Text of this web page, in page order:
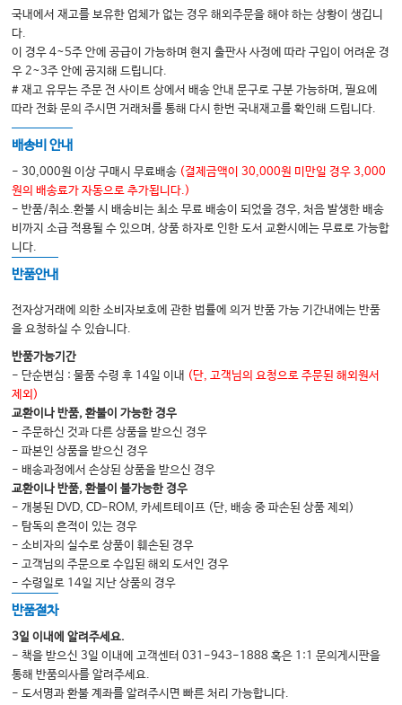
2. 정맥영양 전달방법 121
06 영양지원 모니터링 및 합병증 123
1. 모니터링 125
2. 합병증 129
3. 혈당조절 146
1. 특수영양(special nutrients) 155
08 질환별 영양치료 163
1. 패혈증 165
2. 수술 169
4. 호흡기질환 178
5. 단장증후군 193
6. 간질환 222
7. 췌장염 225
8. 저체온 치료 환자의 영양 231
9. 지속적 신대체요법(CRRT) 적용 환자의 영양지원 239
10. 체외막형산소기(ECMO) 적용 환자의 영양지원 241
11. 말기환자에서의 영양지원 243
09 신생아중환자 영양치료 269
1. 신생아의 영양평가와 영양요구량 271
2. 정맥영양(Parenteral Nutrition) 281
3. 경장영양(Enteral Nutrition) 299
4. 기타 영양학적 고려 사항 325
10 소아중환자 영양치료 333
국내에서 재고를 보유한 업체가 없는 경우 해외주문을 해야 하는 상황이 생깁니
다.
이 경우 4~5주 안에 공급이 가능하며 현지 출판사 사정에 따라 구입이 어려운 경
우 2~3주 안에 공지해 드립니다.
# 재고 유무는 주문 전 사이트 상에서 배송 안내 문구로 구분 가능하며, 필요에
따라 전화 문의 주시면 거래처를 통해 다시 한번 국내재고를 확인해 드립니다.
배송비 안내
- 30,000원 이상 구매시 무료배송 (결제금액이 30,000원 미만일 경우 3,000
원의 배송료가 자동으로 추가됩니다.)
- 반품/취소.환불 시 배송비는 최소 무료 배송이 되었을 경우, 처음 발생한 배송
비까지 소급 적용될 수 있으며, 상품 하자로 인한 도서 교환시에는 무료로 가능합
니다.
반품안내
전자상거래에 의한 소비자보호에 관한 법률에 의거 반품 가능 기간내에는 반품
을 요청하실 수 있습니다.
반품가능기간
- 단순변심 : 물품 수령 후 14일 이내 (단, 고객님의 요청으로 주문된 해외원서
제외)
교환이나 반품, 환불이 가능한 경우
- 주문하신 것과 다른 상품을 받으신 경우
- 파본인 상품을 받으신 경우
- 배송과정에서 손상된 상품을 받으신 경우
교환이나 반품, 환불이 불가능한 경우
- 개봉된 DVD, CD-ROM, 카세트테이프 (단, 배송 중 파손된 상품 제외)
- 탐독의 흔적이 있는 경우
- 소비자의 실수로 상품이 훼손된 경우
- 고객님의 주문으로 수입된 해외 도서인 경우
- 수령일로 14일 지난 상품의 경우
반품절차
3일 이내에 알려주세요.
- 책을 받으신 3일 이내에 고객센터 031-943-1888 혹은 1:1 문의게시판을
통해 반품의사를 알려주세요.
- 도서명과 환불 계좌를 알려주시면 빠른 처리 가능합니다.